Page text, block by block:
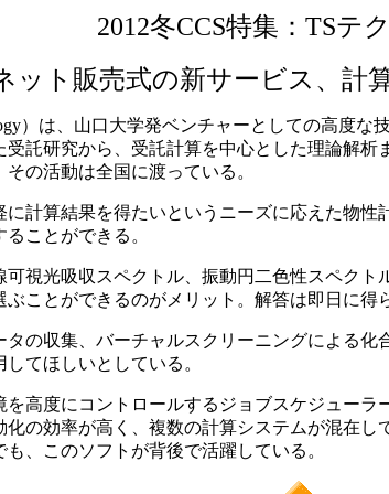
2012冬CCS特集：TSテ
ット販売式の新サービス、計
）は、山口大学発ベンチャーとしての高度な
託研究から、受託計算を中心とした理論解
の活動は全国に渡っている。
計算結果を得たいというニーズに応えた物
ことができる。
視光吸収スペクトル、振動円二色性スペク
ことができるのがメリット。解答は即日に
の収集、バーチャルスクリーニングによる
てほしいとしている。
高度にコントロールするジョブスケジュー
の効率が高く、複数の計算システムが混在
、このソフトが背後で活躍している。